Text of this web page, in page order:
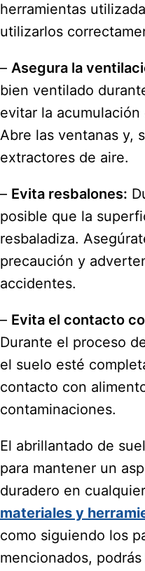
herramientas
utilizarlos
– Asegura la
bien ventilado
evitar la
Abre las ventanas y,
extractores de aire.
– Evita resbalones:
posible que la
resbaladiza.
precaución y
accidentes.
– Evita el contacto
Durante el proceso
el suelo esté
contacto con
contaminaciones.
El abrillantado de
para mantener un
duradero en
materiales y
como siguiendo los
mencionados,